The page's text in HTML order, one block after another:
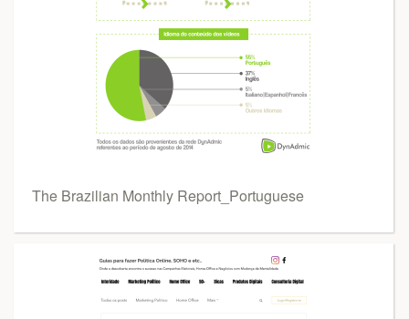
The Brazilian Monthly Report_Portuguese